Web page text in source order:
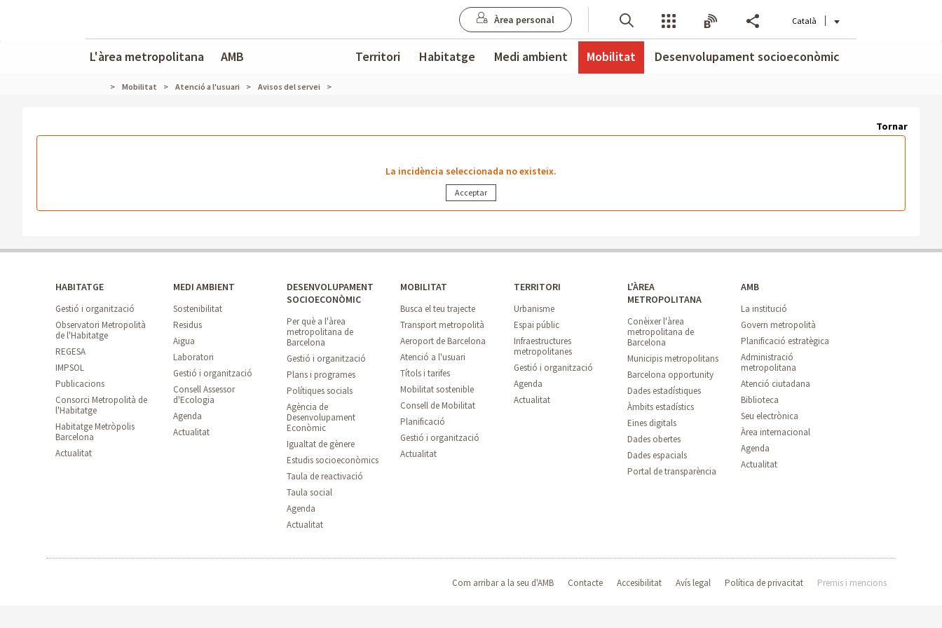
Català
Àrea personal
L'àrea metropolitana AMB Territori Habitatge Medi ambient Mobilitat Desenvolupament socioeconòmic
Mobilitat Atenció a l'usuari Avisos del servei
La incidència seleccionada no existeix.
Tornar
HABITATGE
Gestió i organització
Observatori Metropolità
de l'Habitatge
REGESA
IMPSOL
Publicacions
Consorci Metropolità de
l'Habitatge
Habitatge Metròpolis
Barcelona
Actualitat
MEDI AMBIENT
Sostenibilitat
Residus
Aigua
Laboratori
Gestió i organització
Consell Assessor
d'Ecologia
Agenda
Actualitat
DESENVOLUPAMENT
SOCIOECONÒMIC
Per què a l'àrea
metropolitana de
Barcelona
Gestió i organització
Plans i programes
Polítiques socials
Agència de
Desenvolupament
Econòmic
Igualtat de gènere
Estudis socioeconòmics
Taula de reactivació
Taula social
Agenda
Actualitat
MOBILITAT
Busca el teu trajecte
Transport metropolità
Aeroport de Barcelona
Atenció a l'usuari
Títols i tarifes
Mobilitat sostenible
Consell de Mobilitat
Planificació
Gestió i organització
Actualitat
TERRITORI
Urbanisme
Espai públic
Infraestructures
metropolitanes
Gestió i organització
Agenda
Actualitat
L'ÀREA
METROPOLITANA
Conèixer l'àrea
metropolitana de
Barcelona
Municipis metropolitans
Barcelona opportunity
Dades estadístiques
Àmbits estadístics
Eines digitals
Dades obertes
Dades espacials
Portal de transparència
AMB
La institució
Govern metropolità
Planificació estratègica
Administració
metropolitana
Atenció ciutadana
Biblioteca
Seu electrònica
Àrea internacional
Agenda
Actualitat
Com arribar a la seu d'AMB Contacte Accesibilitat Avís legal Política de privacitat Premis i mencions